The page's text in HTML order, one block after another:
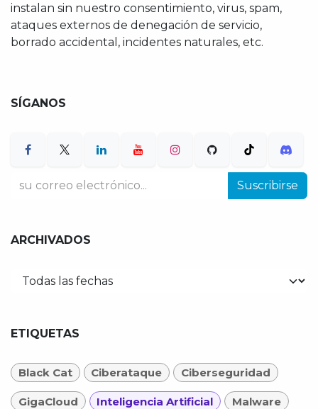
instalan sin nuestro consentimiento, virus, spam,
ataques externos de denegación de servicio,
borrado accidental, incidentes naturales, etc.
SÍGANOS
Suscribirse
ARCHIVADOS
ETIQUETAS
Black Cat Ciberataque Ciberseguridad
GigaCloud Inteligencia Artificial Malware